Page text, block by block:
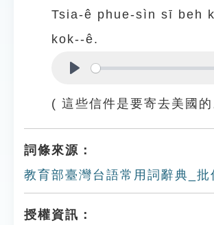
Tsia-ê phue-sìn sī beh
kok--ê.
( 這些信件是要寄去美國
詞條來源：
教育部臺灣台語常用詞辭典_批
授權資訊：